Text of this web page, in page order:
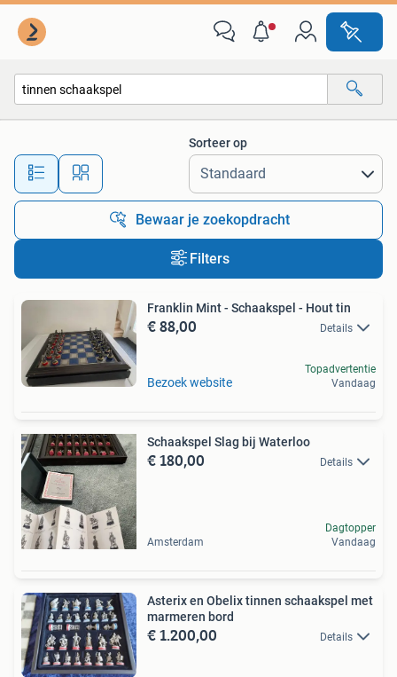
Alle afstanden…
Sorteer op
Bewaar je zoekopdracht
Filters
Franklin Mint - Schaakspel - Hout tin
€ 88,00 Details
Bezoek website
Topadvertentie
Vandaag
Schaakspel Slag bij Waterloo
€ 180,00 Details
Amsterdam
Dagtopper
Vandaag
Asterix en Obelix tinnen schaakspel met
marmeren bord
€ 1.200,00 Details